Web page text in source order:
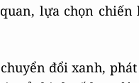
lựa chọn
đổi xanh,